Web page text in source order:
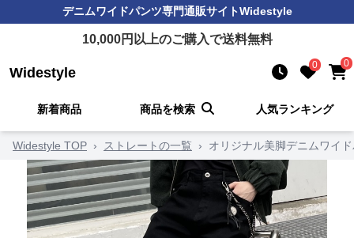
デニムワイドパンツ専門通販サイトWidestyle
10,000円以上のご購入で送料無料
Widestyle 0 0
新着商品 商品を検索 人気ランキング
Widestyle TOP › ストレートの一覧 › オリジナル美脚デニムワイ